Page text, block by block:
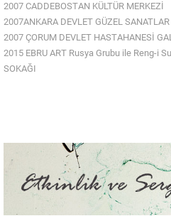
2007 CADDEBOSTAN KÜLTÜR MERKEZİ
2007ANKARA DEVLET GÜZEL
2007 ÇORUM DEVLET HASTAHANESİ
2015 EBRU ART Rusya Grubu ile Reng-i
SOKAĞI
Van Der Valk Otellerindeki
24 Kasım
IAAF Bodrum Sanat